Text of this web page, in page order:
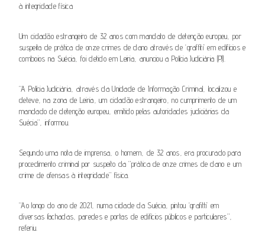
à integridade física
Um cidadão estrangeiro de 32 anos com mandato de detenção europeu, por
suspeita de prática de onze crimes de dano através de ‘graffiti’ em edifícios e
comboios na Suécia, foi detido em Leiria, anunciou a Polícia Judiciária (PJ).
“A Polícia Judiciária, através da Unidade de Informação Criminal, localizou e
deteve, na zona de Leiria, um cidadão estrangeiro, no cumprimento de um
mandado de detenção europeu, emitido pelas autoridades judiciárias da
Suécia”, informou.
Segundo uma nota de imprensa, o homem, de 32 anos, era procurado para
procedimento criminal por suspeito da “prática de onze crimes de dano e um
crime de ofensas à integridade” física.
“Ao longo do ano de 2021, numa cidade da Suécia, pintou ‘grafitti’ em
diversas fachadas, paredes e portas de edifícios públicos e particulares”,
referiu.